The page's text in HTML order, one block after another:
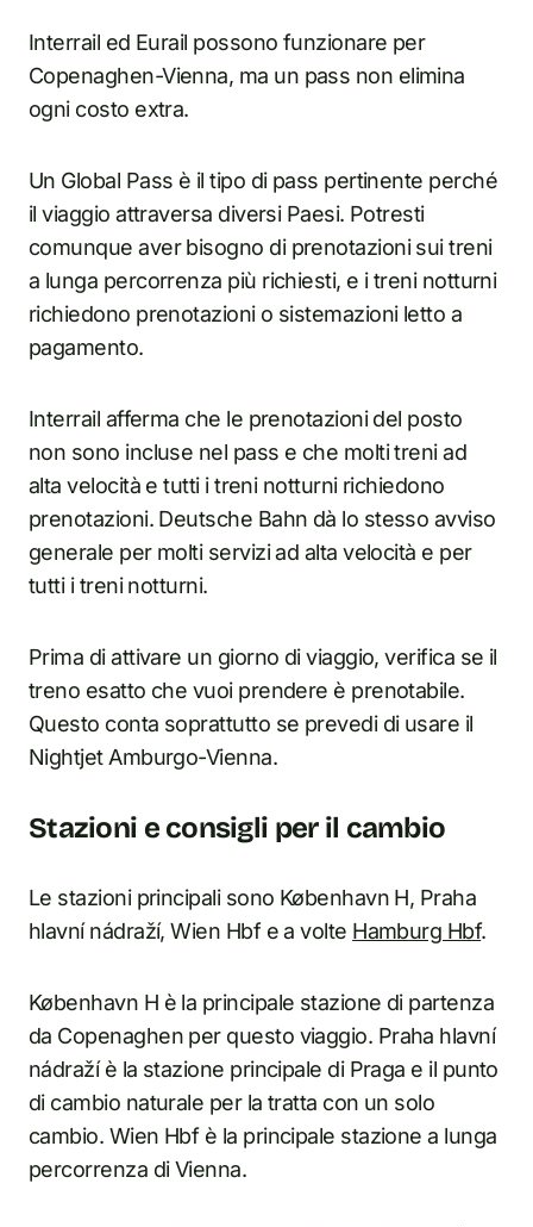
Interrail ed Eurail possono funzionare per
Copenaghen-Vienna, ma un pass non elimina
ogni costo extra.
Un Global Pass è il tipo di pass pertinente perché
il viaggio attraversa diversi Paesi. Potresti
comunque aver bisogno di prenotazioni sui treni
a lunga percorrenza più richiesti, e i treni notturni
richiedono prenotazioni o sistemazioni letto a
pagamento.
Interrail afferma che le prenotazioni del posto
non sono incluse nel pass e che molti treni ad
alta velocità e tutti i treni notturni richiedono
prenotazioni. Deutsche Bahn dà lo stesso avviso
generale per molti servizi ad alta velocità e per
tutti i treni notturni.
Prima di attivare un giorno di viaggio, verifica se il
treno esatto che vuoi prendere è prenotabile.
Questo conta soprattutto se prevedi di usare il
Nightjet Amburgo-Vienna.
Stazioni e consigli per il cambio
Le stazioni principali sono København H, Praha
hlavní nádraží, Wien Hbf e a volte Hamburg Hbf.
København H è la principale stazione di partenza
da Copenaghen per questo viaggio. Praha hlavní
nádraží è la stazione principale di Praga e il punto
di cambio naturale per la tratta con un solo
cambio. Wien Hbf è la principale stazione a lunga
percorrenza di Vienna.